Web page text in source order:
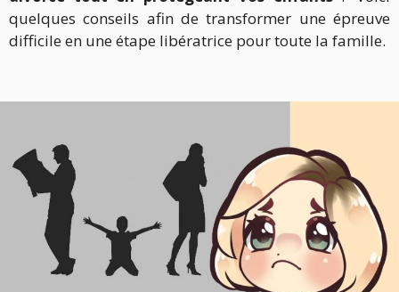
quelques conseils afin de transformer une épreuve
difficile en une étape libératrice pour toute la famille.